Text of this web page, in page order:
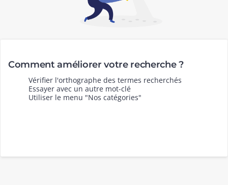
Comment améliorer votre recherche ?
Vérifier l'orthographe des termes recherchés
Essayer avec un autre mot-clé
Utiliser le menu "Nos catégories"